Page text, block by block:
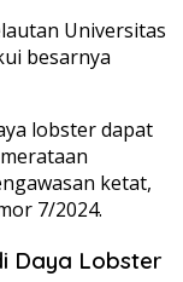
Universitas
besarnya
lobster dapat
ketat,
7/2024.
Daya Lobster